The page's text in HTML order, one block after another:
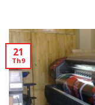
21
Th9